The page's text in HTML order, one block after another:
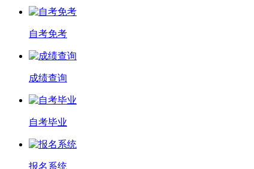
自考免考
成绩查询
自考毕业
报名系统